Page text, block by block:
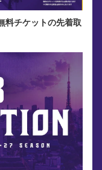
料チケットの先着取